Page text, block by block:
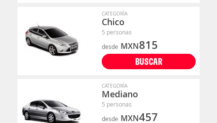
CATEGORÍA
Chico
5 personas
desde MXN815
BUSCAR
CATEGORÍA
Mediano
5 personas
desde MXN457